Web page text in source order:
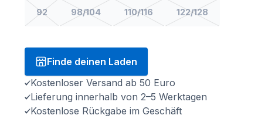
92 98/104 110/116 122/128
Finde deinen Laden
Kostenloser Versand ab 50 Euro
Lieferung innerhalb von 2–5 Werktagen
Kostenlose Rückgabe im Geschäft